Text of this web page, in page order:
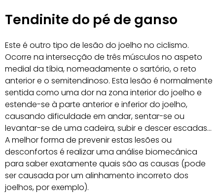
Tendinite do pé de ganso
Este é outro tipo de lesão do joelho no ciclismo.
Ocorre na intersecção de três músculos no aspeto
medial da tíbia, nomeadamente o sartório, o reto
anterior e o semitendinoso. Esta lesão é normalmente
sentida como uma dor na zona interior do joelho e
estende-se à parte anterior e inferior do joelho,
causando dificuldade em andar, sentar-se ou
levantar-se de uma cadeira, subir e descer escadas…
A melhor forma de prevenir estas lesões ou
desconfortos é realizar uma análise biomecânica
para saber exatamente quais são as causas (pode
ser causada por um alinhamento incorreto dos
joelhos, por exemplo).